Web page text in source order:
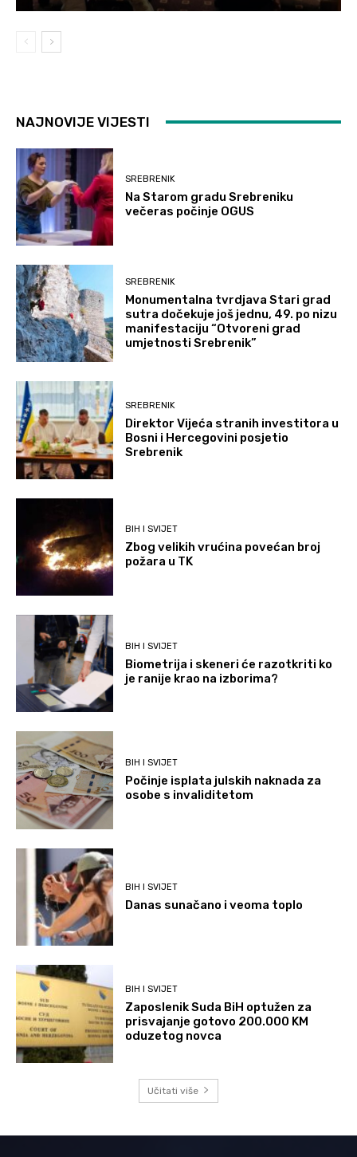
NAJNOVIJE VIJESTI
SREBRENIK
Na Starom gradu Srebreniku
večeras počinje OGUS
SREBRENIK
Monumentalna tvrdjava Stari grad
sutra dočekuje još jednu, 49. po nizu
manifestaciju “Otvoreni grad
umjetnosti Srebrenik”
SREBRENIK
Direktor Vijeća stranih investitora u
Bosni i Hercegovini posjetio
Srebrenik
BIH I SVIJET
Zbog velikih vrućina povećan broj
požara u TK
BIH I SVIJET
Biometrija i skeneri će razotkriti ko
je ranije krao na izborima?
BIH I SVIJET
Počinje isplata julskih naknada za
osobe s invaliditetom
BIH I SVIJET
Danas sunačano i veoma toplo
BIH I SVIJET
Zaposlenik Suda BiH optužen za
prisvajanje gotovo 200.000 KM
oduzetog novca
Učitati više